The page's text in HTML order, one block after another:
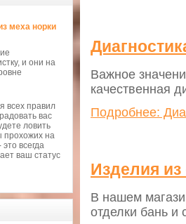
меха норки
и они на
всех правил
вас
ловить
прохожих на
всегда
ваш статус
Важное
качественная
Подробнее:
Изделия
В нашем
отделки бань и